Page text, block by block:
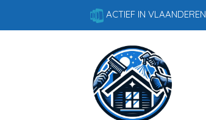
ACTIEF IN VLAANDEREN